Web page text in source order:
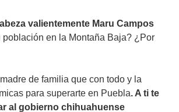
valientemente Maru Campos
en la Montaña Baja? ¿Por
de familia que con todo y la
para superarte en Puebla. A ti te
al gobierno chihuahuense